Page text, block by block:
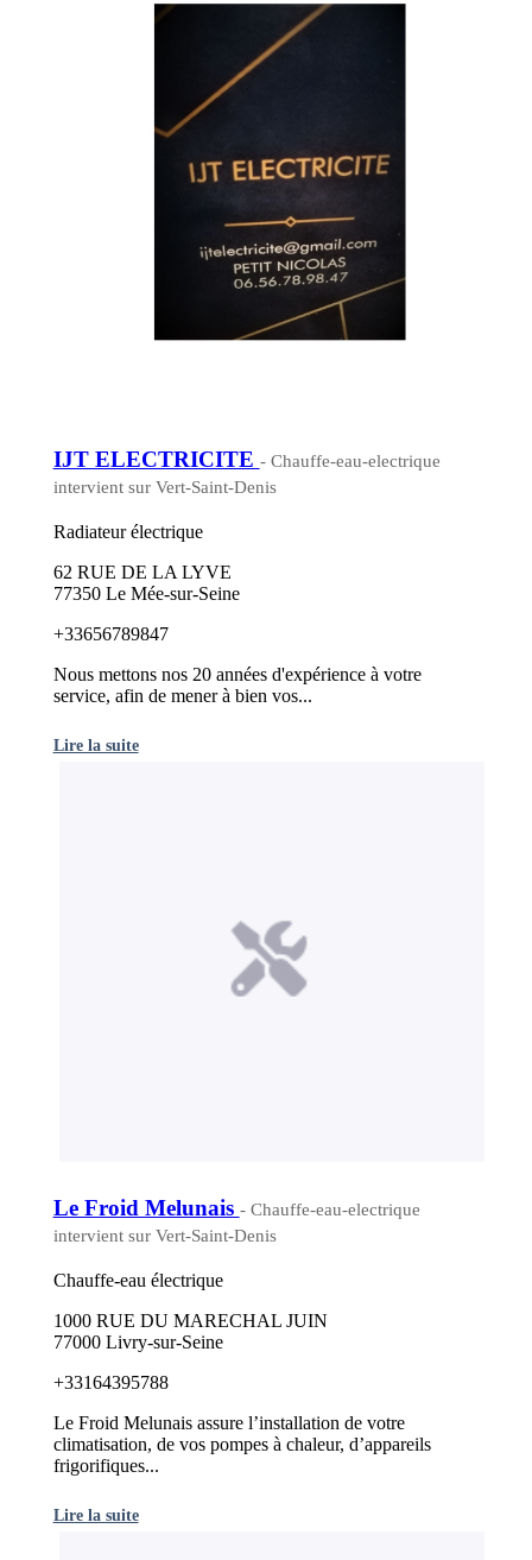
IJT ELECTRICITE - Chauffe-eau-electrique
intervient sur Vert-Saint-Denis
Radiateur électrique
62 RUE DE LA LYVE
77350 Le Mée-sur-Seine
+33656789847
Nous mettons nos 20 années d'expérience à votre
service, afin de mener à bien vos...
Lire la suite
Le Froid Melunais - Chauffe-eau-electrique
intervient sur Vert-Saint-Denis
Chauffe-eau électrique
1000 RUE DU MARECHAL JUIN
77000 Livry-sur-Seine
+33164395788
Le Froid Melunais assure l’installation de votre
climatisation, de vos pompes à chaleur, d’appareils
frigorifiques...
Lire la suite